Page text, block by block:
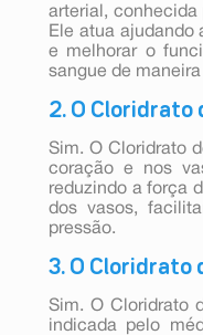
arterial, conhecida
Ele atua ajudando
e melhorar o
sangue de
2. O Cloridrato
Sim. O Cloridrato
coração e nos
reduzindo a força
dos vasos,
pressão.
3. O Cloridrato
Sim. O Cloridrato
indicada pelo